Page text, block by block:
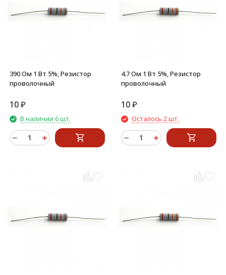
390 Ом 1 Вт 5%, Резистор
проволочный
10₽
В наличии 6 шт.
4.7 Ом 1 Вт 5%, Резистор
проволочный
10₽
Осталось 2 шт.